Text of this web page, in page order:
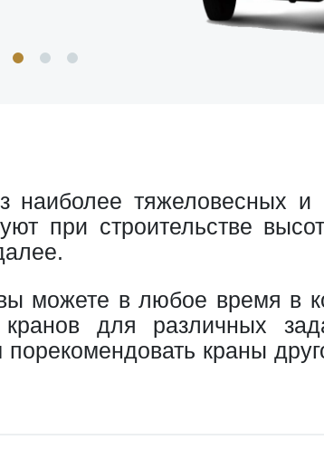
тяжеловесных и
при строительстве
можете в любое время
для различных
краны